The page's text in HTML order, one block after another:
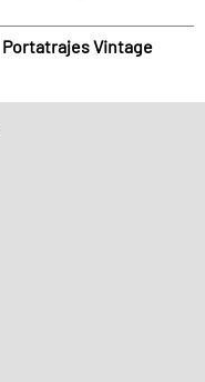
Portatrajes Vintage